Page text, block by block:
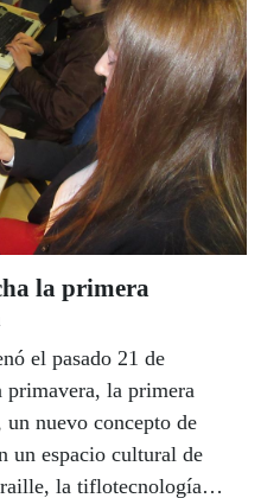
la primera
el pasado 21 de
la primera
nuevo concepto de
un espacio cultural de
la tiflotecnología y